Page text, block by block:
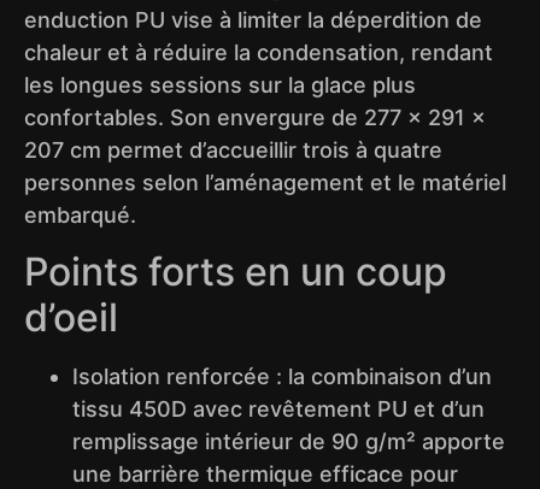
enduction PU vise à limiter la déperdition de
chaleur et à réduire la condensation, rendant
les longues sessions sur la glace plus
confortables. Son envergure de 277 × 291 ×
207 cm permet d’accueillir trois à quatre
personnes selon l’aménagement et le matériel
embarqué.
Points forts en un coup
d’oeil
Isolation renforcée : la combinaison d’un
tissu 450D avec revêtement PU et d’un
remplissage intérieur de 90 g/m² apporte
une barrière thermique efficace pour